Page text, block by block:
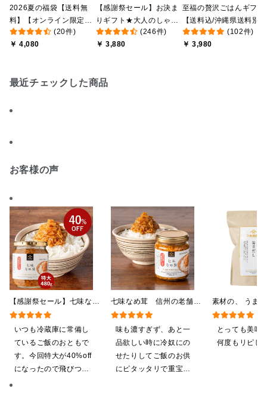
2026夏の福袋【送料無
料】【オンライン限定】
【ポイントキャンペーン
実施中】【のし・ラッピ
(20件)
￥ 4,080
【感謝祭セール】お決ま
りギフト★大人のしゃけ
しゃけめんたい入り【送
料込/沖縄県送料別途】
(246件)
￥ 3,880
至福の贅沢ごはんギフト
【送料込/沖縄県送料別
途】【化粧箱包装付/オン
ライン限定】
(102件)
￥ 3,980
最近チェックした商品
お客様の声
七味なめ茸 信州の老舗
「八幡屋礒五郎」の七味唐
辛子入り 130g
味も濃すぎず、あと一
品欲しい時に冷奴にの
せたりしてご飯のお供
にピタッタリで重宝し
素材の、 うま
つ。 毎日だし
350g（7g×50
とっても美味
何度もリピし
【感謝祭セール】七味なめ
茸 480g（特大）（八幡
屋礒五郎の七味唐辛子入
り）
いつも冷蔵庫に常備し
ているご飯のおともで
す。今回特大が40%off
になったので飛びつき